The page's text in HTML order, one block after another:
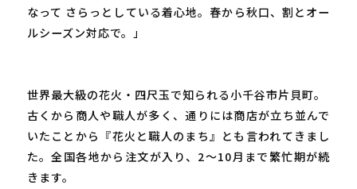
なって さらっとしている着心地。春から秋口、割とオー
ルシーズン対応で。」
世界最大級の花火・四尺玉で知られる小千谷市片貝町。
古くから商人や職人が多く、通りには商店が立ち並んで
いたことから『花火と職人のまち』とも言われてきまし
た。全国各地から注文が入り、2～10月まで繁忙期が続
きます。